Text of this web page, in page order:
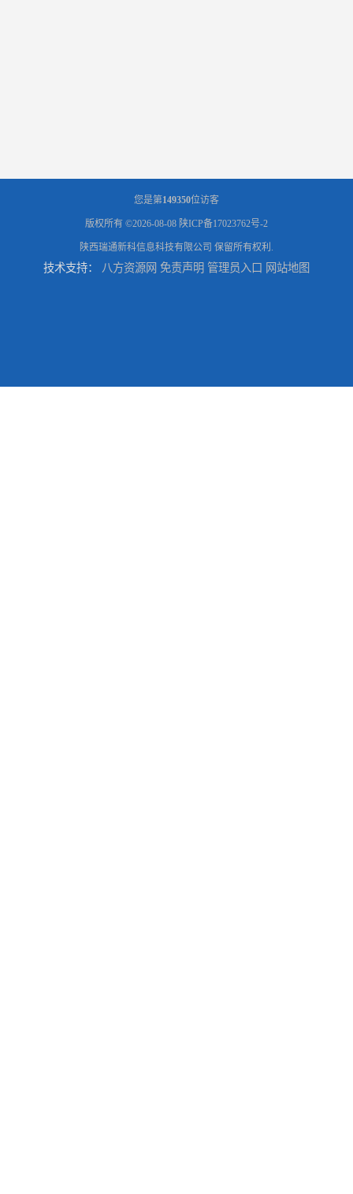
您是第149350位访客
版权所有 ©2026-08-08 陕ICP备17023762号-2
陕西瑞通新科信息科技有限公司 保留所有权利.
技术支持： 八方资源网 免责声明 管理员入口 网站地图